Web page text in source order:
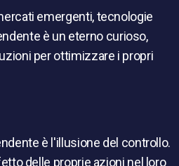
emergenti, tecnologie
è un eterno curioso,
per ottimizzare i propri
è l'illusione del controllo.
delle proprie azioni nel loro